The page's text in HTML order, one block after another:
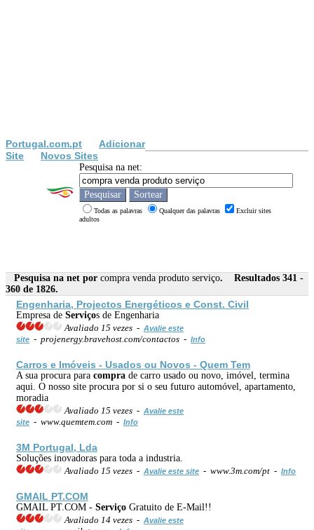
Portugal.com.pt
Adicionar
Site
Novos Sites
Pesquisa na net:
Todas as palavras Qualquer das palavras
Excluir sites
adultos
Pesquisa na net por compra venda produto serviço. Resultados 341 -
360 de 1826.
Engenharia, Projectos Energéticos e Const. Civil
Empresa de Serviços de Engenharia
Avaliado 15 vezes - Avalie este
site - projenergy.bravehost.com/contactos - Info
Carros e Imóveis - Usados ou Novos - Quem Tem
A sua procura para compra de carro usado ou novo, imóvel, termina
aqui. O nosso site procura por si o seu futuro automóvel, apartamento,
moradia
Avaliado 15 vezes - Avalie este
site - www.quemtem.com - Info
3M Portugal, Lda
Soluções inovadoras para toda a industria.
Avaliado 15 vezes - Avalie este site - www.3m.com/pt - Info
GMAIL PT.COM
GMAIL PT.COM - Serviço Gratuito de E-Mail!!
Avaliado 14 vezes - Avalie este